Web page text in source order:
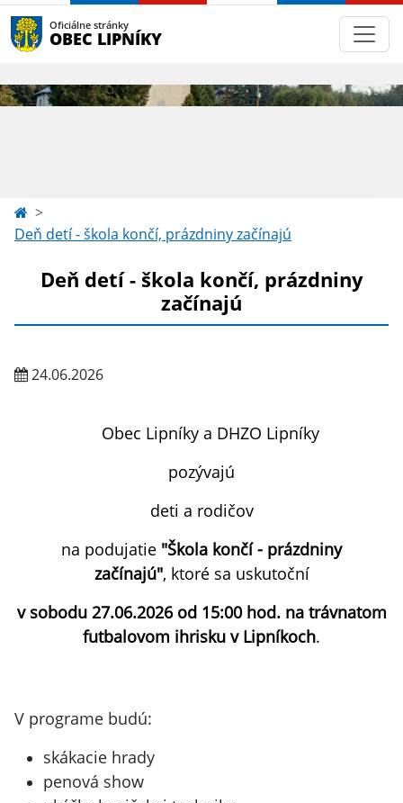
Oficiálne stránky
OBEC LIPNÍKY
Deň detí - škola končí, prázdniny začínajú
Deň detí - škola končí, prázdniny
začínajú
24.06.2026
Obec Lipníky a DHZO Lipníky
pozývajú
deti a rodičov
na podujatie "Škola končí - prázdniny
začínajú", ktoré sa uskutoční
v sobodu 27.06.2026 od 15:00 hod. na trávnatom
futbalovom ihrisku v Lipníkoch.
V programe budú:
skákacie hrady
penová show